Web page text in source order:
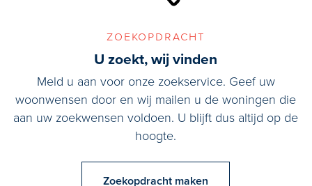
zoekopdracht
U zoekt, wij vinden
Meld u aan voor onze zoekservice. Geef uw
woonwensen door en wij mailen u de woningen die
aan uw zoekwensen voldoen. U blijft dus altijd op de
hoogte.
Zoekopdracht maken